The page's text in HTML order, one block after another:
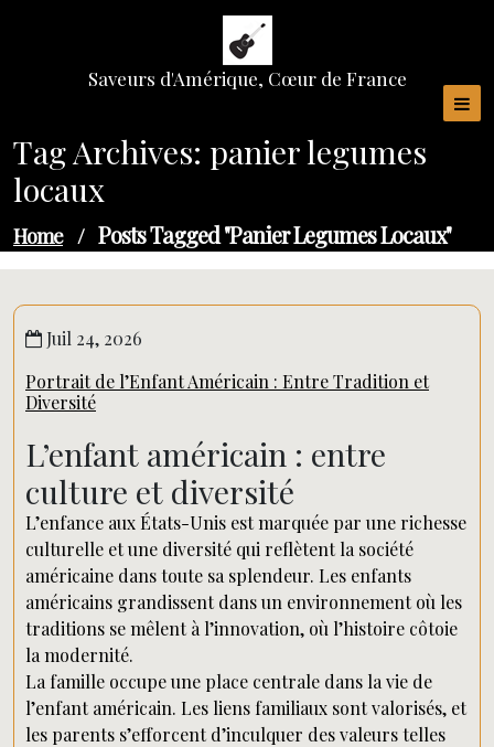
Saveurs d'Amérique, Cœur de France
Tag Archives: panier legumes
locaux
Home / Posts Tagged "panier Legumes Locaux"
Juil 24, 2026
Portrait de l’Enfant Américain : Entre Tradition et
Diversité
L’enfant américain : entre
culture et diversité
L’enfance aux États-Unis est marquée par une richesse
culturelle et une diversité qui reflètent la société
américaine dans toute sa splendeur. Les enfants
américains grandissent dans un environnement où les
traditions se mêlent à l’innovation, où l’histoire côtoie
la modernité.
La famille occupe une place centrale dans la vie de
l’enfant américain. Les liens familiaux sont valorisés, et
les parents s’efforcent d’inculquer des valeurs telles